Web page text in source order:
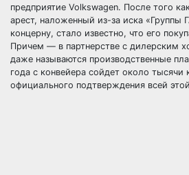
предприятие Volkswagen. После того
арест, наложенный из-за иска «Группы
концерну, стало известно, что его
Причем — в партнерстве с дилерским
даже называются производственные
года с конвейера сойдет около тысячи
официального подтверждения всей